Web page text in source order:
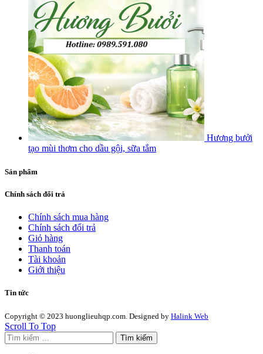
Hương bưởi
tạo mùi thơm cho dầu gội, sữa tắm
Sản phẩm
Chính sách đổi trả
Chính sách mua hàng
Chính sách đổi trả
Giỏ hàng
Thanh toán
Tài khoản
Giới thiệu
Tin tức
Copyright © 2023 huonglieuhqp.com. Designed by Halink Web
Scroll To Top
Tìm kiếm